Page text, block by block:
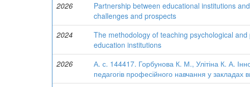
2026
Partnership between educational institutions
challenges and prospects
2024
The methodology of teaching psychological
education institutions
2026
А. с. 144417. Горбунова К. М., Улітіна К. А.
педагогів професійного навчання у закладах